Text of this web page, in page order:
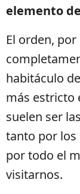
elemento
El orden,
habitáculo
más estricto
suelen ser
tanto por los
por todo el
visitarnos.